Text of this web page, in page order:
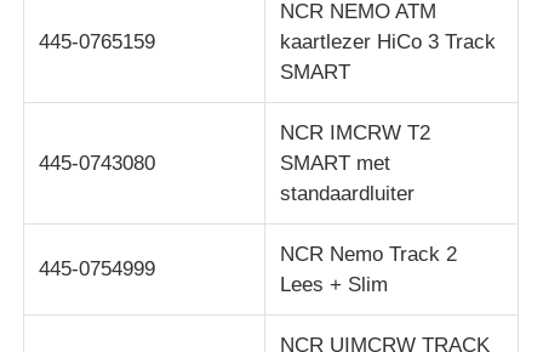
445-0765159
NCR NEMO ATM
kaartlezer HiCo 3 Track
SMART
445-0743080
NCR IMCRW T2
SMART met
standaardluiter
445-0754999
NCR Nemo Track 2
Lees + Slim
NCR UIMCRW TRACK